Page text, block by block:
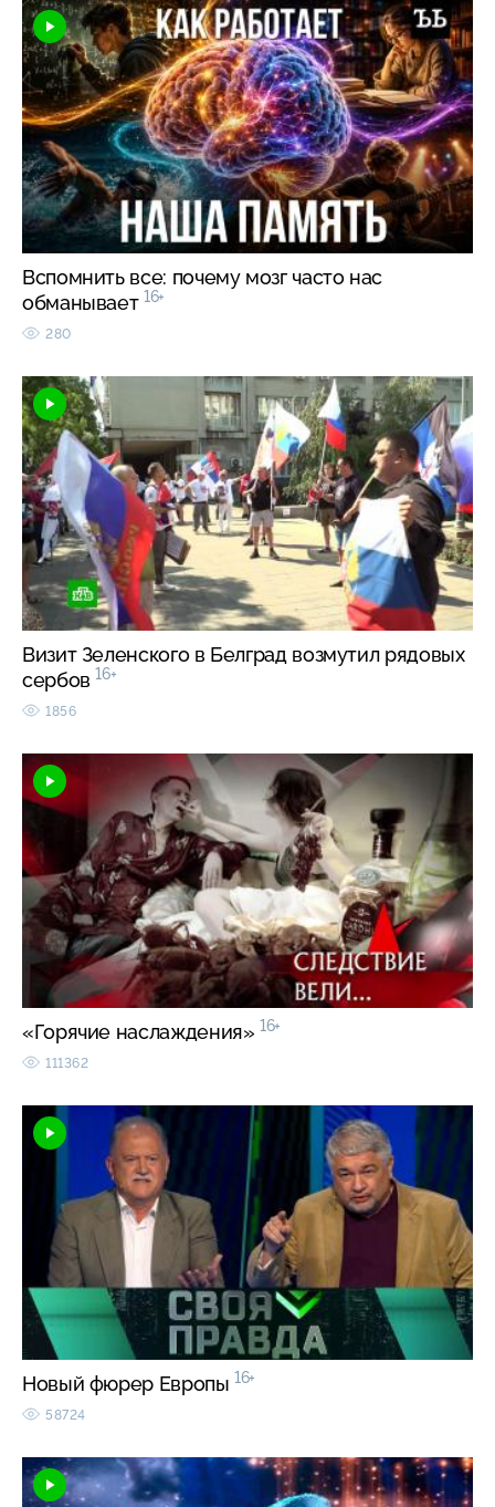
Вспомнить все: почему мозг часто нас
обманывает 16+
280
Визит Зеленского в Белград возмутил рядовых
сербов 16+
1856
«Горячие наслаждения» 16+
111362
Новый фюрер Европы 16+
58724